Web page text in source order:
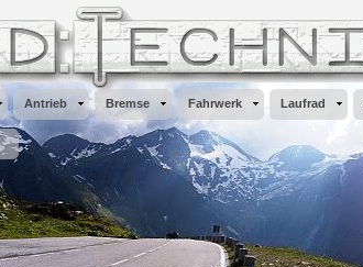
Antrieb Bremse Fahrwerk Laufrad